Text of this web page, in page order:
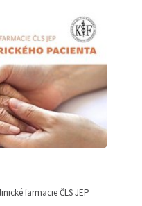
farmacie ČLS JEP